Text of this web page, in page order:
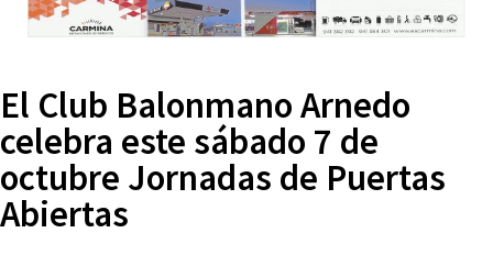
El Club Balonmano Arnedo
celebra este sábado 7 de
octubre Jornadas de Puertas
Abiertas